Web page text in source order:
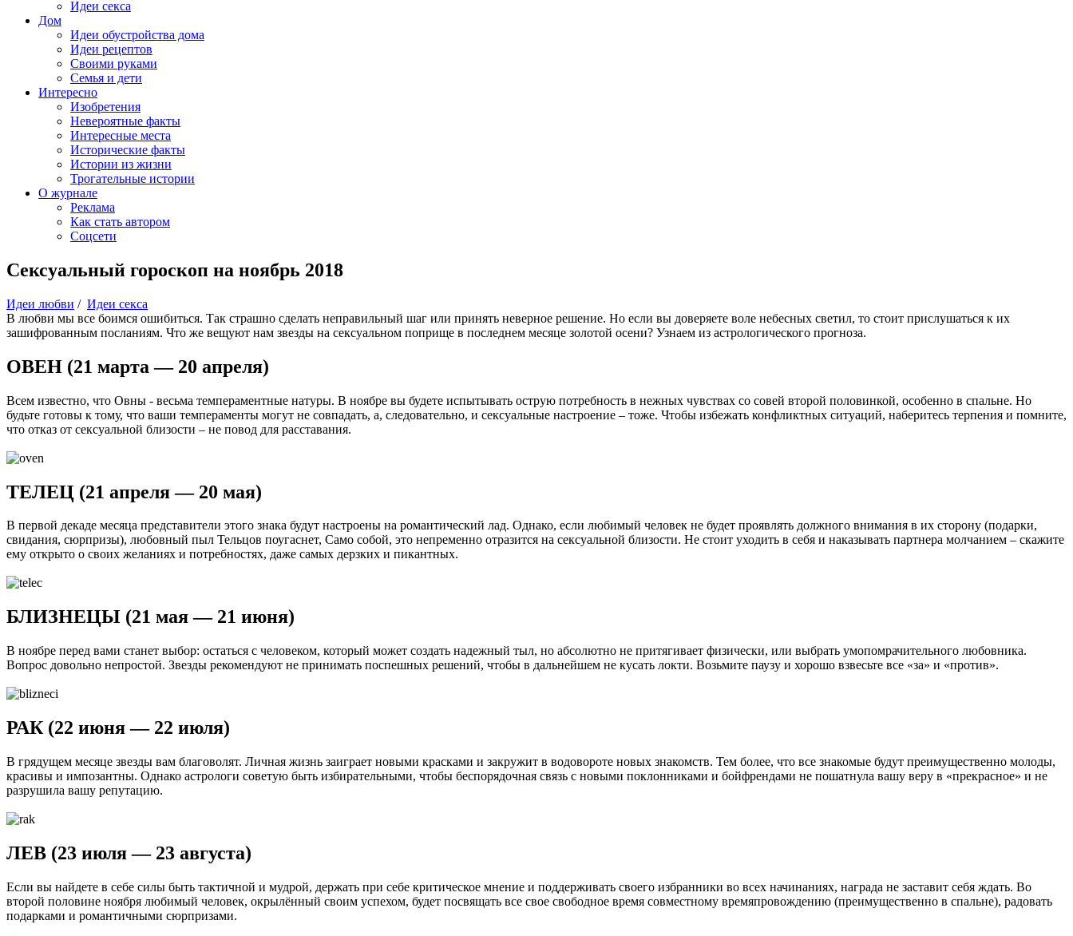
Идеи секса
Дом
Идеи обустройства дома
Идеи рецептов
Своими руками
Семья и дети
Интересно
Изобретения
Невероятные факты
Интересные места
Исторические факты
Истории из жизни
Трогательные истории
О журнале
Реклама
Как стать автором
Соцсети
Сексуальный гороскоп на ноябрь 2018
Идеи любви / Идеи секса
В любви мы все боимся ошибиться. Так страшно сделать неправильный шаг или принять неверное решение. Но если вы доверяете воле небесных светил, то стоит прислушаться к их
зашифрованным посланиям. Что же вещуют нам звезды на сексуальном поприще в последнем месяце золотой осени? Узнаем из астрологического прогноза.
ОВЕН (21 марта — 20 апреля)
Всем известно, что Овны - весьма темпераментные натуры. В ноябре вы будете испытывать острую потребность в нежных чувствах со совей второй половинкой, особенно в спальне. Но
будьте готовы к тому, что ваши темпераменты могут не совпадать, а, следовательно, и сексуальные настроение – тоже. Чтобы избежать конфликтных ситуаций, наберитесь терпения и помните,
что отказ от сексуальной близости – не повод для расставания.
ТЕЛЕЦ (21 апреля — 20 мая)
В первой декаде месяца представители этого знака будут настроены на романтический лад. Однако, если любимый человек не будет проявлять должного внимания в их сторону (подарки,
свидания, сюрпризы), любовный пыл Тельцов поугаснет, Само собой, это непременно отразится на сексуальной близости. Не стоит уходить в себя и наказывать партнера молчанием – скажите
ему открыто о своих желаниях и потребностях, даже самых дерзких и пикантных.
БЛИЗНЕЦЫ (21 мая — 21 июня)
В ноябре перед вами станет выбор: остаться с человеком, который может создать надежный тыл, но абсолютно не притягивает физически, или выбрать умопомрачительного любовника.
Вопрос довольно непростой. Звезды рекомендуют не принимать поспешных решений, чтобы в дальнейшем не кусать локти. Возьмите паузу и хорошо взвесьте все «за» и «против».
РАК (22 июня — 22 июля)
В грядущем месяце звезды вам благоволят. Личная жизнь заиграет новыми красками и закружит в водовороте новых знакомств. Тем более, что все знакомые будут преимущественно молоды,
красивы и импозантны. Однако астрологи советую быть избирательными, чтобы беспорядочная связь с новыми поклонниками и бойфрендами не пошатнула вашу веру в «прекрасное» и не
разрушила вашу репутацию.
ЛЕВ (23 июля — 23 августа)
Если вы найдете в себе силы быть тактичной и мудрой, держать при себе критическое мнение и поддерживать своего избранники во всех начинаниях, награда не заставит себя ждать. Во
второй половине ноября любимый человек, окрылённый своим успехом, будет посвящать все свое свободное время совместному времяпровождению (преимущественно в спальне), радовать
подарками и романтичными сюрпризами.